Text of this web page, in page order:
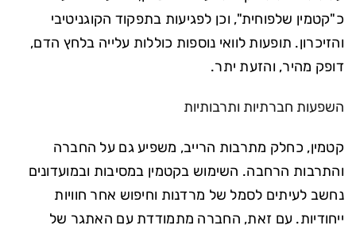
כ"קטמין שלפוחית", וכן לפגיעות בתפקוד הקוגניטיבי
והזיכרון. תופעות לוואי נוספות כוללות עלייה בלחץ הדם,
דופק מהיר, והזעת יתר.
השפעות חברתיות ותרבותיות
קטמין, כחלק מתרבות הרייב, משפיע גם על החברה
והתרבות הרחבה. השימוש בקטמין במסיבות ובמועדונים
נחשב לעיתים לסמל של מרדנות וחיפוש אחר חוויות
ייחודיות. עם זאת, החברה מתמודדת עם האתגר של